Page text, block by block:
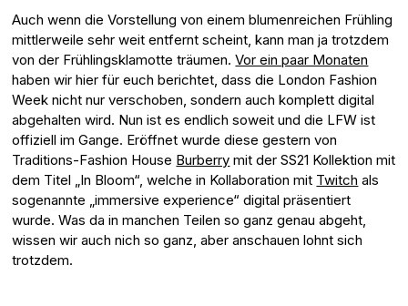
Auch wenn die Vorstellung von einem blumenreichen Frühling
mittlerweile sehr weit entfernt scheint, kann man ja trotzdem
von der Frühlingsklamotte träumen.Vor ein paar Monaten
haben wir hier für euch berichtet, dass die London Fashion
Week nicht nur verschoben, sondern auch komplett digital
abgehalten wird. Nun ist es endlich soweit und die LFW ist
offiziell im Gange. Eröffnet wurde diese gestern von
Traditions-Fashion House Burberry mit der SS21 Kollektion mit
dem Titel „In Bloom“, welche in Kollaboration mit Twitch als
sogenannte „immersive experience“ digital präsentiert
wurde. Was da in manchen Teilen so ganz genau abgeht,
wissen wir auch nich so ganz, aber anschauen lohnt sich
trotzdem.